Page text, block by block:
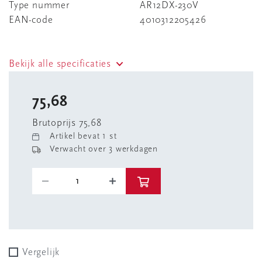
Type nummer
AR12DX-230V
EAN-code
4010312205426
Bekijk alle specificaties
75,68
Brutoprijs 75,68
Artikel bevat 1 st
Verwacht over 3 werkdagen
Vergelijk